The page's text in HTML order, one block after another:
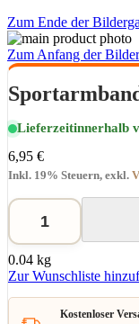
Zum Ende der
Zum Anfang der
Lieferzeitinnerhalb
6,95 €
Inkl. 19% Steuern, exkl.
0.04 kg
Zur Wunschliste
Kostenloser